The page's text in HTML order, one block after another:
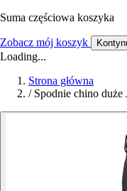
Suma częściowa koszyka
Zobacz mój koszyk
Loading...
Strona główna
/ Spodnie chino